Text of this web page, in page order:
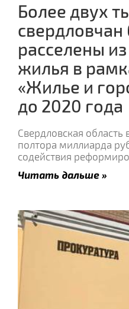
Более двух
свердловчан
расселены
жилья в
«Жилье и
до 2020 года
Свердловская область
полтора миллиарда
содействия
Читать дальше »